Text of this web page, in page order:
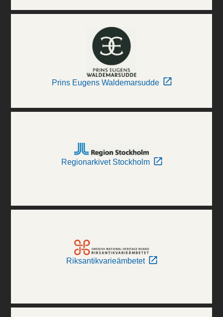
Prins Eugens Waldemarsudde
Regionarkivet Stockholm
Riksantikvarieämbetet